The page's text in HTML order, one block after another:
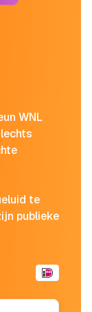
WNL
te
publieke